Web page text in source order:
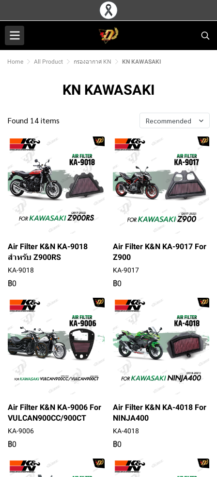
Home All Product กรองอากาศ KN KN KAWASAKI
KN KAWASAKI
Found 14 items Recommended
Air Filter K&N KA-9018
สำหรับ Z900RS
KA-9018
฿0
Air Filter K&N KA-9017 For
Z900
KA-9017
฿0
Air Filter K&N KA-9006 For
VULCAN900CC/900CT
KA-9006
฿0
Air Filter K&N KA-4018 For
NINJA400
KA-4018
฿0